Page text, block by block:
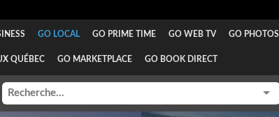
GO LOCAL GO PRIME TIME GO WEB TV GO PHOTOS
QUÉBEC GO MARKETPLACE GO BOOK DIRECT